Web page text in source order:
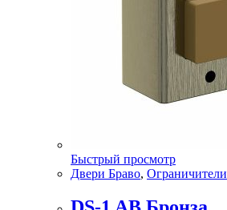
Быстрый просмотр
Двери Браво, Ограничители